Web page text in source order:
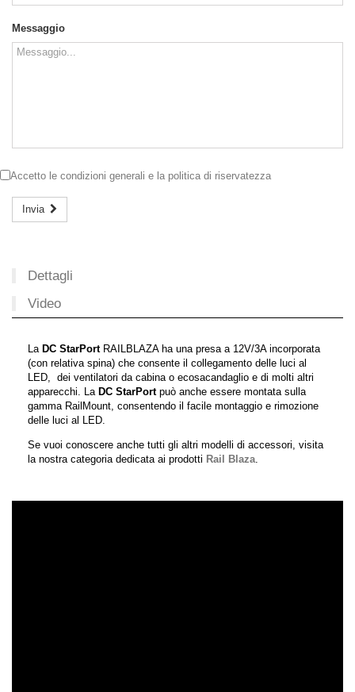
Messaggio
Accetto le condizioni generali e la politica di riservatezza
Invia
Dettagli
Video
La DC StarPortRAILBLAZA ha una presa a 12V/3A incorporata
(con relativa spina) che consente il collegamento delle luci al
LED, dei ventilatori da cabina o ecosacandaglio e di molti altri
apparecchi. La DC StarPortpuò anche essere montata sulla
gamma RailMount, consentendo il facile montaggio e rimozione
delle luci al LED.
Se vuoi conoscere anche tutti gli altri modelli di accessori, visita
la nostra categoria dedicata ai prodotti Rail Blaza